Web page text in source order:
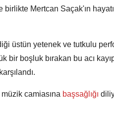
Mertcan Saçak'ın
üstün yetenek ve tutkulu
bir boşluk bırakan bu acı
camiasına başsağlığı